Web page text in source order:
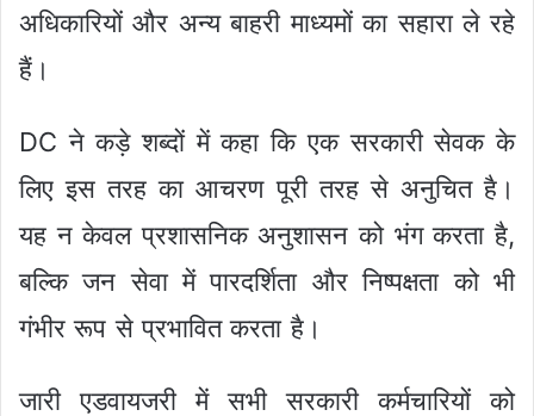
अधिकारियों और अन्य बाहरी माध्यमों का सहारा ले रहे
हैं।
DC ने कड़े शब्दों में कहा कि एक सरकारी सेवक के
लिए इस तरह का आचरण पूरी तरह से अनुचित है।
यह न केवल प्रशासनिक अनुशासन को भंग करता है,
बल्कि जन सेवा में पारदर्शिता और निष्पक्षता को भी
गंभीर रूप से प्रभावित करता है।
जारी एडवायजरी में सभी सरकारी कर्मचारियों को